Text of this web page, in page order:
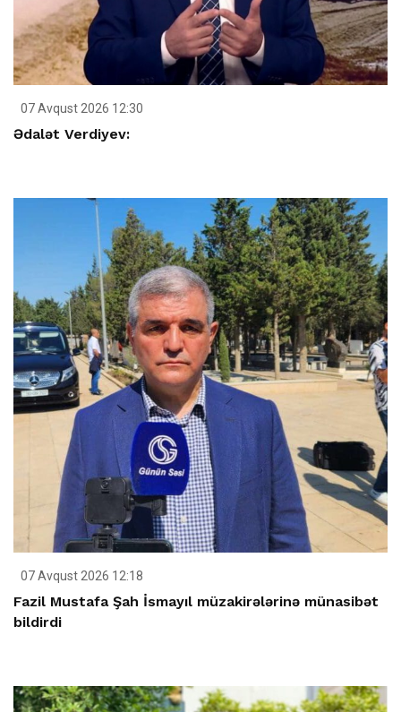
07 Avqust 2026 12:30
Ədalət Verdiyev:
07 Avqust 2026 12:18
Fazil Mustafa Şah İsmayıl müzakirələrinə münasibət
bildirdi